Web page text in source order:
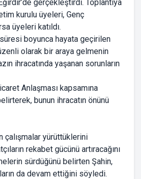
gerçekleştirdi. Toplantıya
kurulu üyeleri, Genç
üyeleri katıldı.
süresi boyunca hayata geçirilen
olarak bir araya gelmenin
ihracatında yaşanan sorunların
Anlaşması kapsamına
bunun ihracatın önünü
çalışmalar yürüttüklerini
rekabet gücünü artıracağını
sürdüğünü belirten Şahin,
da devam ettiğini söyledi.